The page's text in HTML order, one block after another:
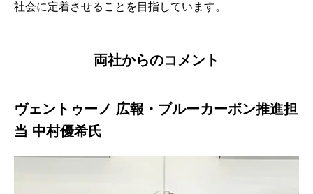
社会に定着させることを目指しています。
両社からのコメント
ヴェントゥーノ 広報・ブルーカーボン推進担
当 中村優希氏